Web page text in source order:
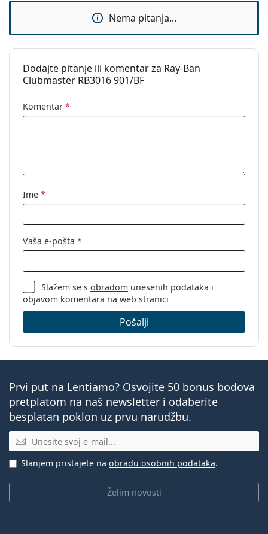
Nema pitanja...
Dodajte pitanje ili komentar za Ray-Ban
Clubmaster RB3016 901/BF
Komentar *
Ime *
Vaša e-pošta *
Slažem se sobradom unesenih podataka i
objavom komentara na web stranici
Pošalji
Prvi put na Lentiamo? Osvojite 50 bonus bodova
pretplatom na naš newsletter i odaberite
besplatan poklon uz prvu narudžbu.
E-mail
Želim novosti
Slanjem pristajete na obradu osobnih podataka.